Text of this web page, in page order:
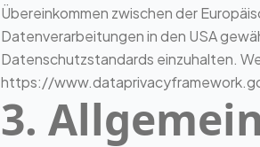
Übereinkommen zwischen der
Datenverarbeitungen in den USA
Datenschutzstandards einzuhalten.
https://
3.